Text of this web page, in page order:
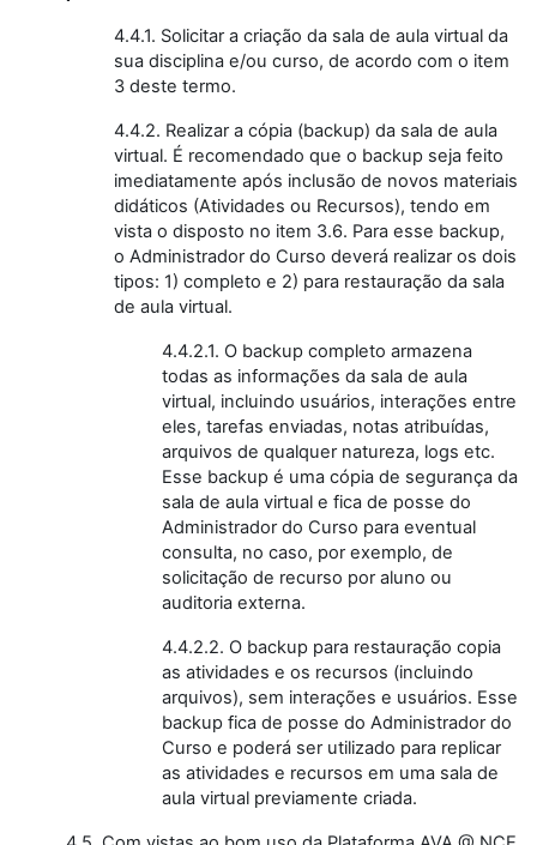
4.4.1. Solicitar a criação da sala de aula virtual da
sua disciplina e/ou curso, de acordo com o item
3 deste termo.
4.4.2. Realizar a cópia (backup) da sala de aula
virtual. É recomendado que o backup seja feito
imediatamente após inclusão de novos materiais
didáticos (Atividades ou Recursos), tendo em
vista o disposto no item 3.6. Para esse backup,
o Administrador do Curso deverá realizar os dois
tipos: 1) completo e 2) para restauração da sala
de aula virtual.
4.4.2.1. O backup completo armazena
todas as informações da sala de aula
virtual, incluindo usuários, interações entre
eles, tarefas enviadas, notas atribuídas,
arquivos de qualquer natureza, logs etc.
Esse backup é uma cópia de segurança da
sala de aula virtual e fica de posse do
Administrador do Curso para eventual
consulta, no caso, por exemplo, de
solicitação de recurso por aluno ou
auditoria externa.
4.4.2.2. O backup para restauração copia
as atividades e os recursos (incluindo
arquivos), sem interações e usuários. Esse
backup fica de posse do Administrador do
Curso e poderá ser utilizado para replicar
as atividades e recursos em uma sala de
aula virtual previamente criada.